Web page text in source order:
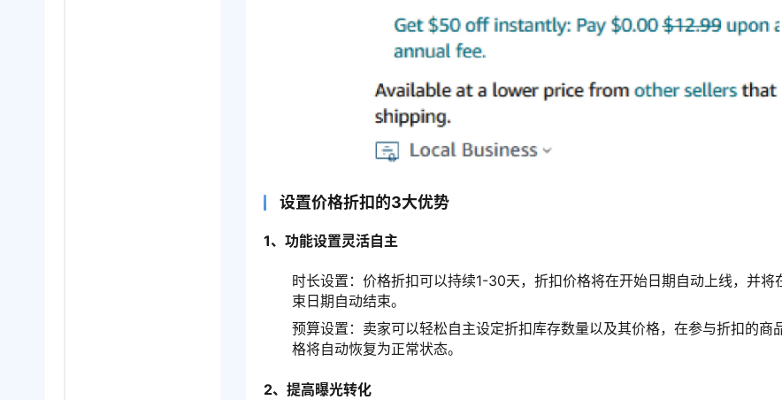
设置价格折扣的3大优势
1、功能设置灵活自主
时长设置：价格折扣可以持续1-30天，折扣价格将在开始日期自动上线，并将
束日期自动结束。
预算设置：卖家可以轻松自主设定折扣库存数量以及其价格，在参与折扣的商
格将自动恢复为正常状态。
2、提高曝光转化